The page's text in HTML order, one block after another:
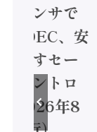
センサで
/ IDEC、安
かすセー
コントロ
2026年8